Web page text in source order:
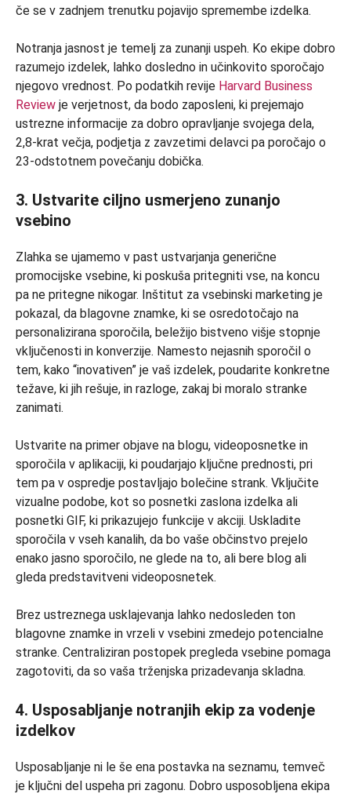
če se v zadnjem trenutku pojavijo spremembe izdelka.
Notranja jasnost je temelj za zunanji uspeh. Ko ekipe dobro
razumejo izdelek, lahko dosledno in učinkovito sporočajo
njegovo vrednost. Po podatkih revije Harvard Business
Review je verjetnost, da bodo zaposleni, ki prejemajo
ustrezne informacije za dobro opravljanje svojega dela,
2,8-krat večja, podjetja z zavzetimi delavci pa poročajo o
23-odstotnem povečanju dobička.
3. Ustvarite ciljno usmerjeno zunanjo
vsebino
Zlahka se ujamemo v past ustvarjanja generične
promocijske vsebine, ki poskuša pritegniti vse, na koncu
pa ne pritegne nikogar. Inštitut za vsebinski marketing je
pokazal, da blagovne znamke, ki se osredotočajo na
personalizirana sporočila, beležijo bistveno višje stopnje
vključenosti in konverzije. Namesto nejasnih sporočil o
tem, kako “inovativen” je vaš izdelek, poudarite konkretne
težave, ki jih rešuje, in razloge, zakaj bi moralo stranke
zanimati.
Ustvarite na primer objave na blogu, videoposnetke in
sporočila v aplikaciji, ki poudarjajo ključne prednosti, pri
tem pa v ospredje postavljajo bolečine strank. Vključite
vizualne podobe, kot so posnetki zaslona izdelka ali
posnetki GIF, ki prikazujejo funkcije v akciji. Uskladite
sporočila v vseh kanalih, da bo vaše občinstvo prejelo
enako jasno sporočilo, ne glede na to, ali bere blog ali
gleda predstavitveni videoposnetek.
Brez ustreznega usklajevanja lahko nedosleden ton
blagovne znamke in vrzeli v vsebini zmedejo potencialne
stranke. Centraliziran postopek pregleda vsebine pomaga
zagotoviti, da so vaša trženjska prizadevanja skladna.
4. Usposabljanje notranjih ekip za vodenje
izdelkov
Usposabljanje ni le še ena postavka na seznamu, temveč
je ključni del uspeha pri zagonu. Dobro usposobljena ekipa